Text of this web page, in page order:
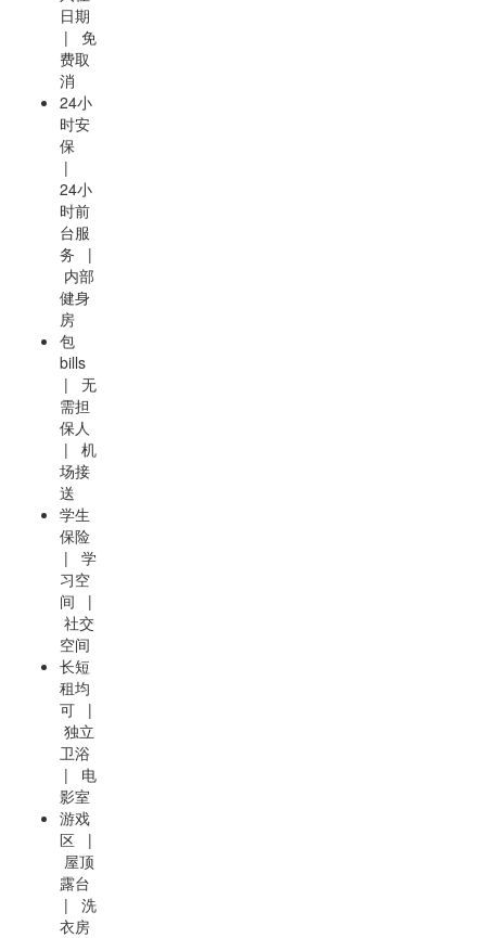
日期
| 免
费取
消
24小
时安
保
|
24小
时前
台服
务 |
内部
健身
房
包
bills
| 无
需担
保人
| 机
场接
送
学生
保险
| 学
习空
间 |
社交
空间
长短
租均
可 |
独立
卫浴
| 电
影室
游戏
区 |
屋顶
露台
| 洗
衣房